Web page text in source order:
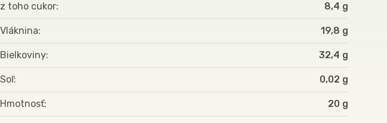
z toho cukor 8,4 g
Vláknina 19,8 g
Bielkoviny 32,4 g
Soľ 0,02 g
Hmotnosť 20